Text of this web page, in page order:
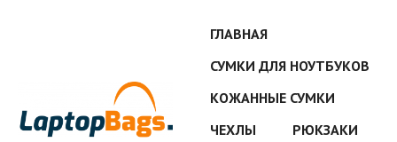
ГЛАВНАЯ
СУМКИ ДЛЯ НОУТБУКОВ
КОЖАННЫЕ СУМКИ
ЧЕХЛЫ
РЮКЗАКИ